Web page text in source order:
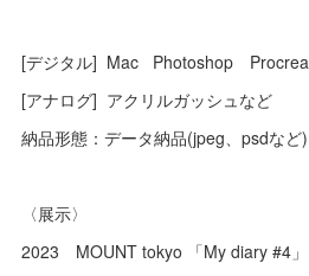
[デジタル] Mac Photoshop
[アナログ] アクリルガッシュなど
納品形態：データ納品(jpeg、psdな
〈展示〉
2023 MOUNT tokyo 「My diary #4」